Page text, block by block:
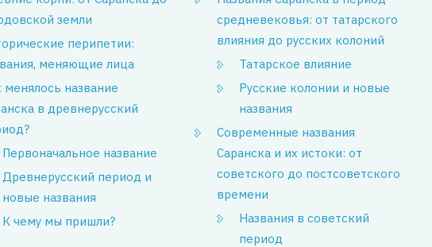
земли
перипетии:
меняющие лица
менялось название
в древнерусский
Первоначальное название
Древнерусский период и
новые названия
К чему мы пришли?
средневековья: от татарского
влияния до русских колоний
Татарское влияние
Русские колонии и новые
названия
Современные названия
Саранска и их истоки: от
советского до постсоветского
времени
Названия в советский
период